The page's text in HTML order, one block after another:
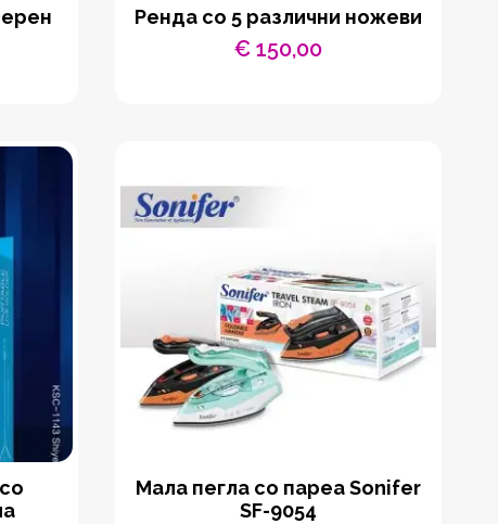
Ренда со 5 различни ножеви
€150,00
Мала пегла со пареа Sonifer
SF-9054